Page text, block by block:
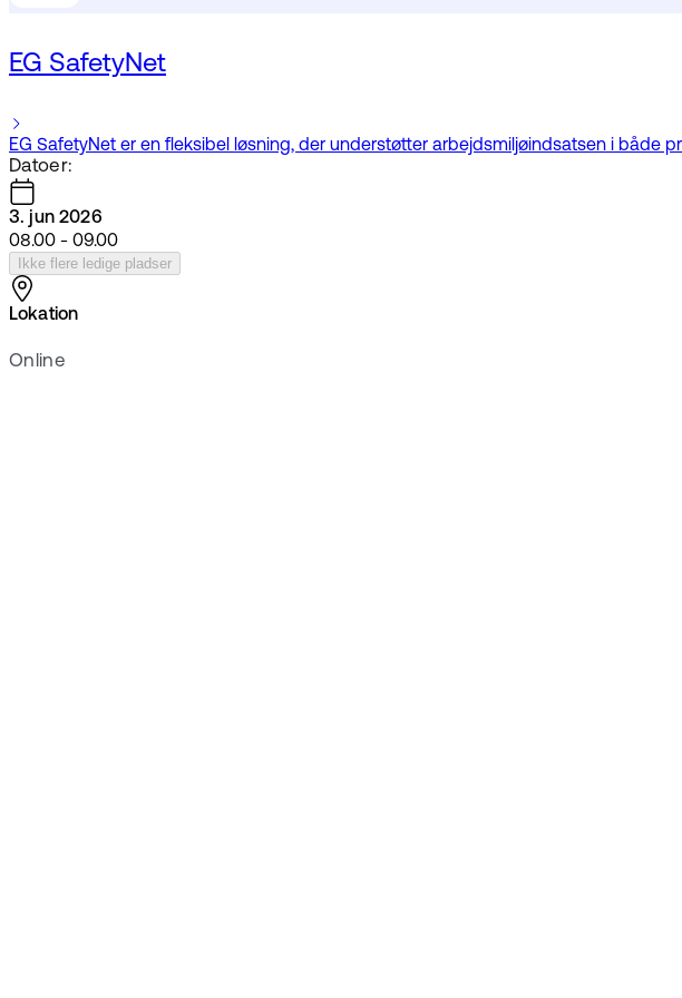
EG SafetyNet
EG SafetyNet er en fleksibel løsning, der understøtter arbejdsmiljøindsatsen i både
Datoer:
3. jun 2026
08.00 - 09.00
Ikke flere ledige pladser
Lokation
Online